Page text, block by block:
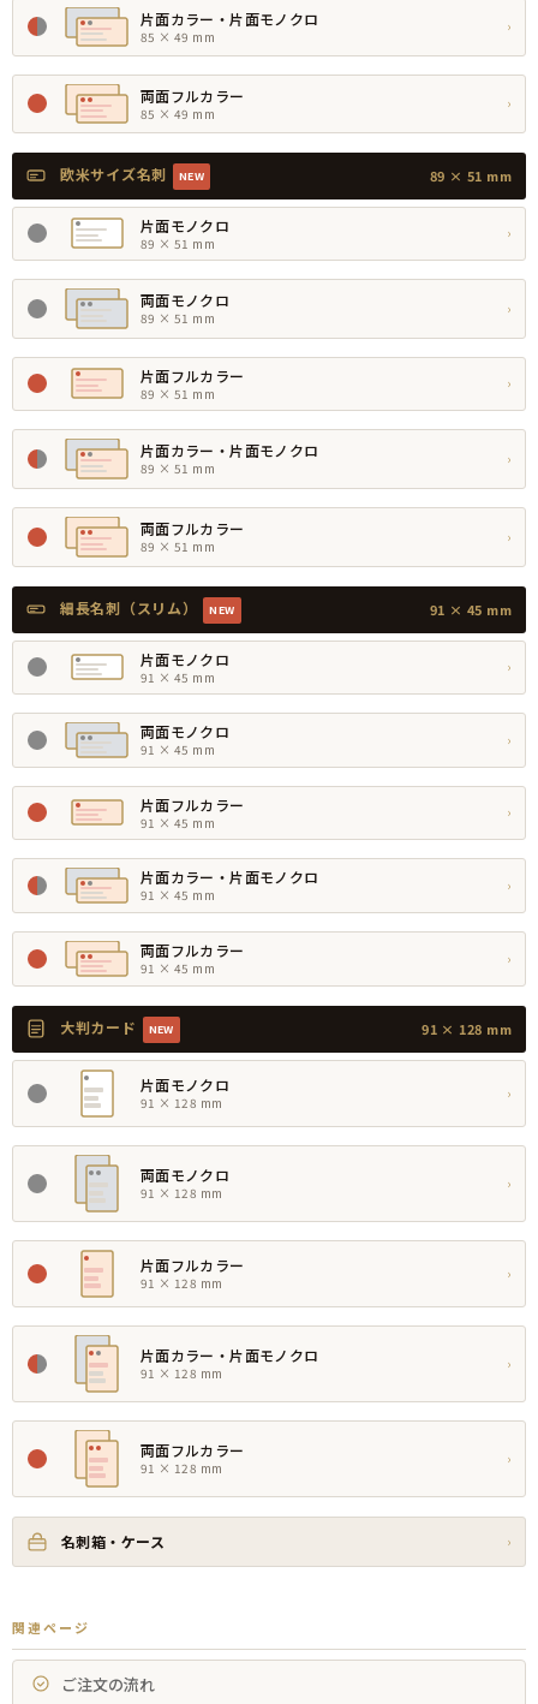
片面カラー・片面モノクロ
85 × 49 mm
›
両面フルカラー
85 × 49 mm
›
欧米サイズ名刺 NEW 89 × 51 mm
片面モノクロ
89 × 51 mm
›
両面モノクロ
89 × 51 mm
›
片面フルカラー
89 × 51 mm
›
片面カラー・片面モノクロ
89 × 51 mm
›
両面フルカラー
89 × 51 mm
›
細長名刺（スリム） NEW 91 × 45 mm
片面モノクロ
91 × 45 mm
›
両面モノクロ
91 × 45 mm
›
片面フルカラー
91 × 45 mm
›
片面カラー・片面モノクロ
91 × 45 mm
›
両面フルカラー
91 × 45 mm
›
大判カード NEW 91 × 128 mm
片面モノクロ
91 × 128 mm
›
両面モノクロ
91 × 128 mm
›
片面フルカラー
91 × 128 mm
›
片面カラー・片面モノクロ
91 × 128 mm
›
両面フルカラー
91 × 128 mm
›
名刺箱・ケース ›
関連ページ
ご注文の流れ